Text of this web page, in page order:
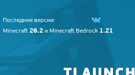
Последние версии:
Minecraft 26.2 и Minecraft Bedrock 1.21